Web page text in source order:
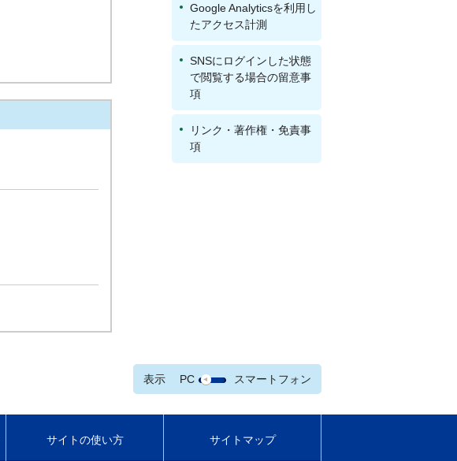
Google Analyticsを利用し
たアクセス計測
SNSにログインした状態
で閲覧する場合の留意事
項
リンク・著作権・免責事
項
表示 PC スマートフォン
サイトの使い方 サイトマップ